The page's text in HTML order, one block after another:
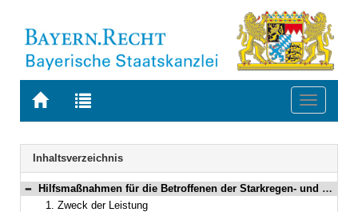
Zur
BAYERN.RECHT
Zur
letzten
Suche
Toggle
Navigation
Inhaltsverzeichnis
Bereich reduzieren
Hilfsmaßnahmen für die Betroffenen der Starkregen- und Hochwasserkatastrophen im Juli 2021; Programm zur Wiederherstellung der Infrastruktur in den Gemeinden
1. Zweck der Leistung